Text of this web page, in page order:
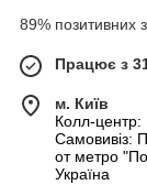
89% позитивних з
Працює з
м. Київ
Колл-
Самовивіз:
от метро
Україна